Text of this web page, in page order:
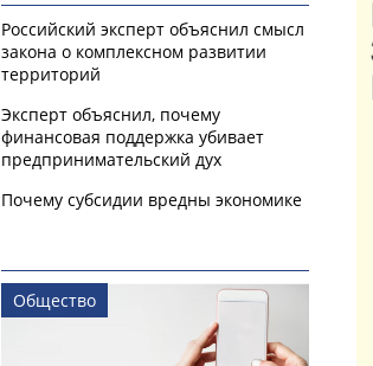
Российский эксперт объяснил смысл
закона о комплексном развитии
территорий
Эксперт объяснил, почему
финансовая поддержка убивает
предпринимательский дух
Почему субсидии вредны экономике
Общество